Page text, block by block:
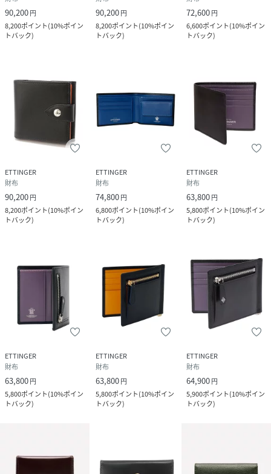
90,200円
8,200ポイント(10%ポイン
トバック)
90,200円
8,200ポイント(10%ポイン
トバック)
72,600円
6,600ポイント(10%ポイン
トバック)
ETTINGER
財布
90,200円
8,200ポイント(10%ポイン
トバック)
ETTINGER
財布
74,800円
6,800ポイント(10%ポイン
トバック)
ETTINGER
財布
63,800円
5,800ポイント(10%ポイン
トバック)
ETTINGER
財布
63,800円
5,800ポイント(10%ポイン
トバック)
ETTINGER
財布
63,800円
5,800ポイント(10%ポイン
トバック)
ETTINGER
財布
64,900円
5,900ポイント(10%ポイン
トバック)